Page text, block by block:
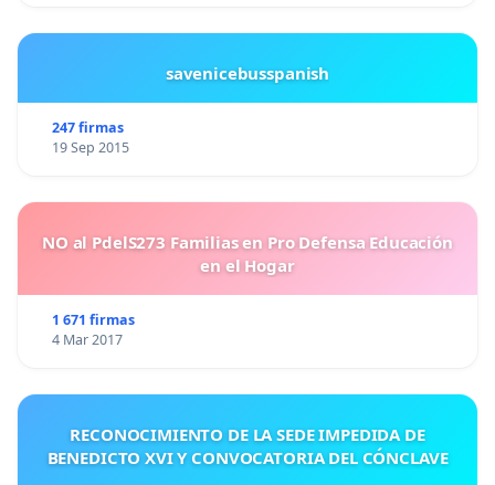
savenicebusspanish
247 firmas
19 Sep 2015
NO al PdelS273 Familias en Pro Defensa Educación
en el Hogar
1 671 firmas
4 Mar 2017
RECONOCIMIENTO DE LA SEDE IMPEDIDA DE
BENEDICTO XVI Y CONVOCATORIA DEL CÓNCLAVE